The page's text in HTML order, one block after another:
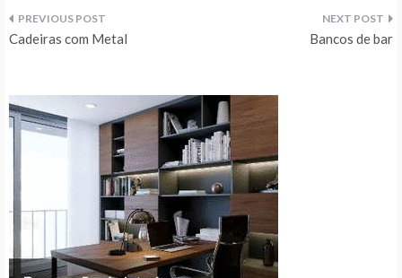
Navegação
artigos
Cadeiras com Metal Bancos de bar